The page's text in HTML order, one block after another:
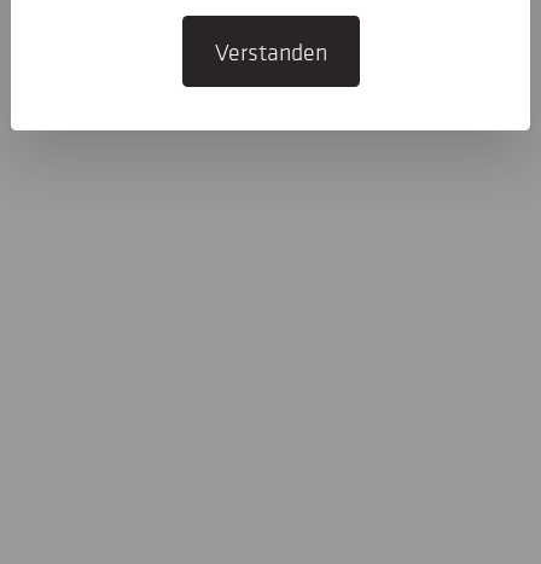
Verstanden